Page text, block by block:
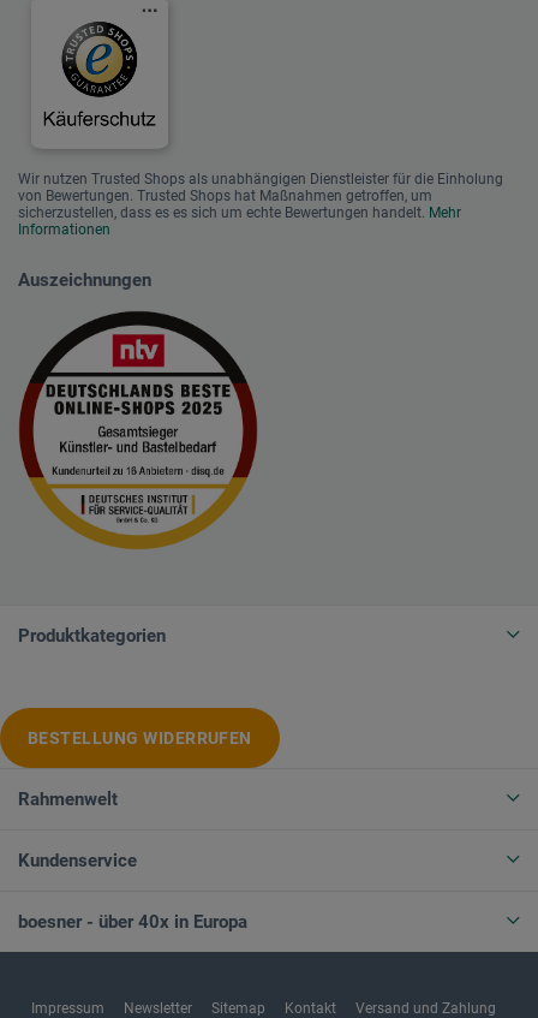
Wir nutzen Trusted Shops als unabhängigen Dienstleister für die Einholung
von Bewertungen. Trusted Shops hat Maßnahmen getroffen, um
sicherzustellen, dass es es sich um echte Bewertungen handelt. Mehr
Informationen
Auszeichnungen
Produktkategorien
BESTELLUNG WIDERRUFEN
Rahmenwelt
Kundenservice
boesner - über 40x in Europa
Impressum Newsletter Sitemap Kontakt Versand und Zahlung